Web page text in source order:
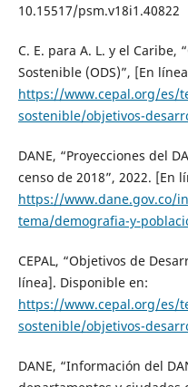
10.15517/psm.v18i1.40822
C. E. para A. L. y el Caribe,
Sostenible (ODS)”, [En
https://www.cepal.org/es/
sostenible/objetivos-
DANE, “Proyecciones del
censo de 2018”, 2022. [En
https://www.dane.gov.co/
tema/demografia-y-
CEPAL, “Objetivos de
línea]. Disponible en:
https://www.cepal.org/es/
sostenible/objetivos-
DANE, “Información del